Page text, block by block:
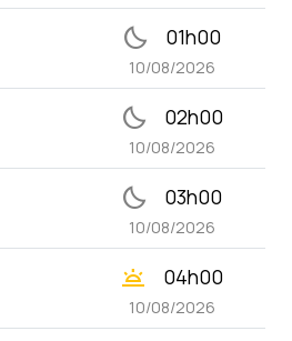
bedtime 01h00
10/08/2026
bedtime 02h00
10/08/2026
bedtime 03h00
10/08/2026
wb_twilight 04h00
10/08/2026